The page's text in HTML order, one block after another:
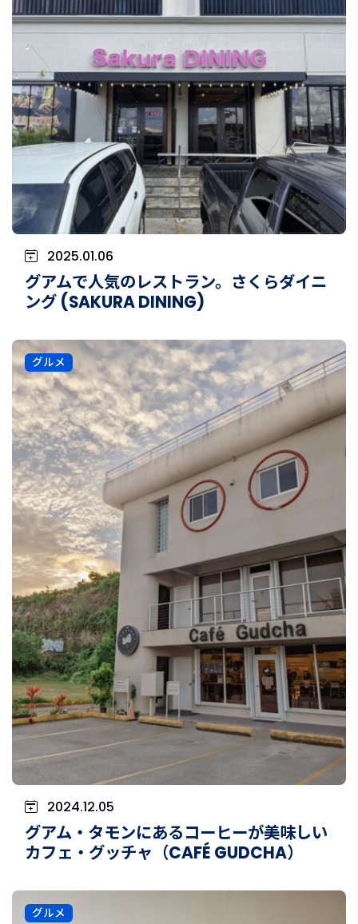
2025.01.06
グアムで人気のレストラン。さくらダイニ
ング (SAKURA DINING)
グルメ
2024.12.05
グアム・タモンにあるコーヒーが美味しい
カフェ・グッチャ（CAFÉ GUDCHA）
グルメ